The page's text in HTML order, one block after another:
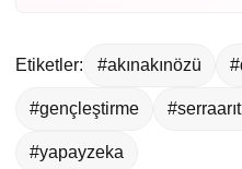
Etiketler: #akınakınözü
#gençleştirme
#yapayzeka